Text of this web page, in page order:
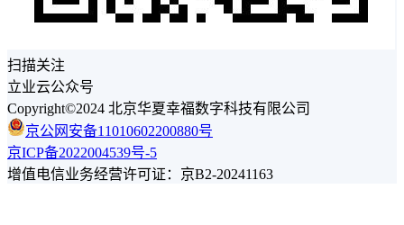
扫描关注
立业云公众号
Copyright©2024 北京华夏幸福数字科技有限公司
京公网安备11010602200880号
京ICP备2022004539号-5
增值电信业务经营许可证：京B2-20241163